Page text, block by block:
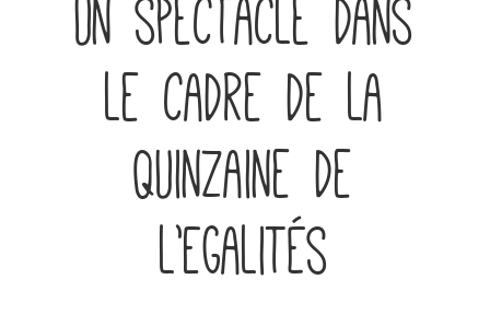
un spectacle dans
le cadre de la
Quinzaine de
l’Egalités